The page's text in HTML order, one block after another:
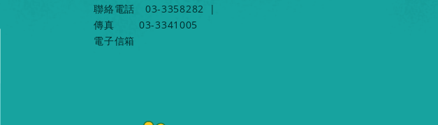
聯絡電話
03-3358282
|
傳真
03-3341005
電子信箱